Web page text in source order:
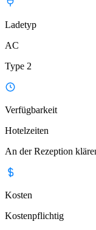
Ladetyp
AC
Type 2
Verfügbarkeit
Hotelzeiten
An der Rezeption
Kosten
Kostenpflichtig